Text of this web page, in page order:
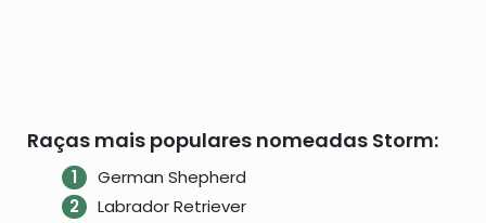
Raças mais populares nomeadas Storm:
German Shepherd
Labrador Retriever